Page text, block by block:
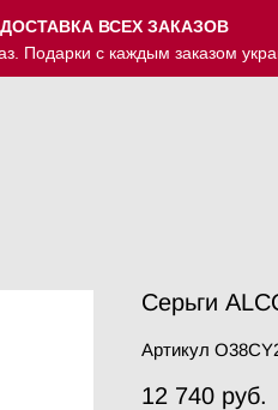
ВСЕХ ЗАКАЗОВ
Подарки с каждым заказом
Серьги
Артикул
12 740 pуб.